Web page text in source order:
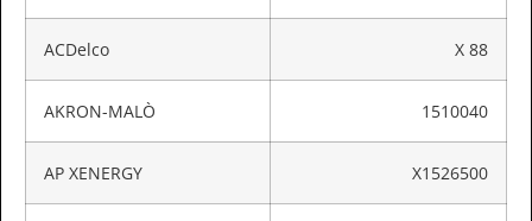
ACDelco X 88
AKRON-MALÒ 1510040
AP XENERGY X1526500